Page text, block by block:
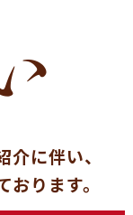
に伴い、
ります。